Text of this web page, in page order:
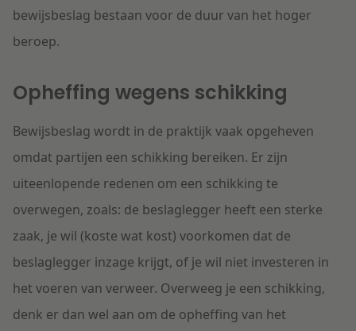
bewijsbeslag bestaan voor de duur van het hoger
beroep.
Opheffing wegens schikking
Bewijsbeslag wordt in de praktijk vaak opgeheven
omdat partijen een schikking bereiken. Er zijn
uiteenlopende redenen om een schikking te
overwegen, zoals: de beslaglegger heeft een sterke
zaak, je wil (koste wat kost) voorkomen dat de
beslaglegger inzage krijgt, of je wil niet investeren in
het voeren van verweer. Overweeg je een schikking,
denk er dan wel aan om de opheffing van het